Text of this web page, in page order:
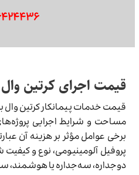
قیمت اجرای کرتین وال
قیمت خدمات پیمانکار کرتین وال
مساحت و شرایط اجرایی
برخی عوامل مؤثر بر هزینه آن
پروفیل آلومینیومی، نوع و
دوجداره، سه‌جداره یا هوشمند،